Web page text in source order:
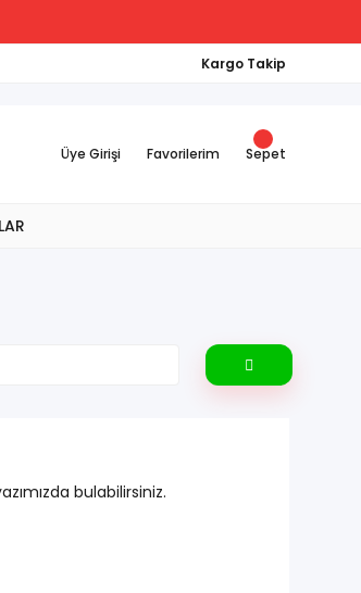
Kargo Takip
Üye Girişi Favorilerim Sepet
bulabilirsiniz.